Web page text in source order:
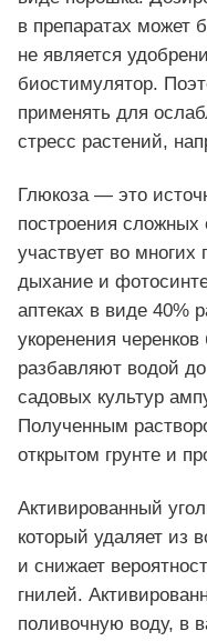
в препаратах может
не является
биостимулятор.
применять для
стресс растений,
Глюкоза — это
построения сложных
участвует во многих
дыхание и
аптеках в виде 40%
укоренения
разбавляют водой
садовых культур
Полученным
открытом грунте и
Активированный
который удаляет из
и снижает
гнилей.
поливочную воду, в